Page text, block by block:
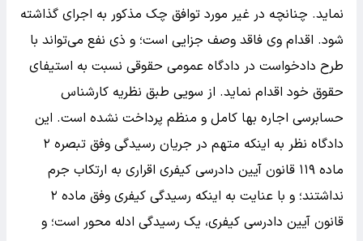
نماید. چنانچه در غیر مورد توافق چک مذکور به اجرای گذاشته
شود. اقدام وی فاقد وصف جزایی است؛ و ذی نفع می‌تواند با
طرح دادخواست در دادگاه عمومی حقوقی نسبت به استیفای
حقوق خود اقدام نماید. از سویی طبق نظریه کارشناس
حسابرسی اجاره بها کامل و منظم پرداخت نشده است. این
دادگاه نظر به اینکه متهم در جریان رسیدگی وفق تبصره ۲
ماده ۱۱۹ قانون آیین دادرسی کیفری اقراری به ارتکاب جرم
نداشتند؛ و با عنایت به اینکه رسیدگی کیفری وفق ماده ۲
قانون آیین دادرسی کیفری، یک رسیدگی ادله محور است؛ و